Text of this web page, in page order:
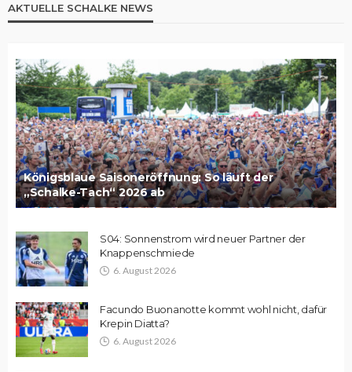
AKTUELLE SCHALKE NEWS
Königsblaue Saisoneröffnung: So läuft der
„Schalke-Tach“ 2026 ab
S04: Sonnenstrom wird neuer Partner der
Knappenschmiede
6. August 2026
Facundo Buonanotte kommt wohl nicht, dafür
Krepin Diatta?
6. August 2026